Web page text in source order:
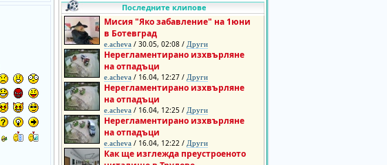
Последните клипове
Мисия "Яко забавление" на 1юни
в Ботевград
e.acheva / 30.05, 02:08 / Други
Нерегламентирано изхвърляне
на отпадъци
e.acheva / 16.04, 12:27 / Други
Нерегламентирано изхвърляне
на отпадъци
e.acheva / 16.04, 12:25 / Други
Нерегламентирано изхвърляне
на отпадъци
e.acheva / 16.04, 12:22 / Други
Как ще изглежда преустроеното